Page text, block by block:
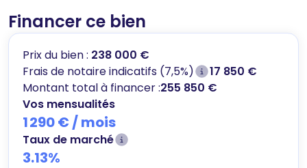
Financer ce bien
Prix du bien : 238 000 €
Frais de notaire indicatifs (7,5%)
17 850 €
Montant total à financer :255 850 €
Vos mensualités
1 290 € / mois
Taux de marché
3.13%